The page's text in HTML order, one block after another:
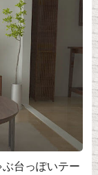
台っぽいテー